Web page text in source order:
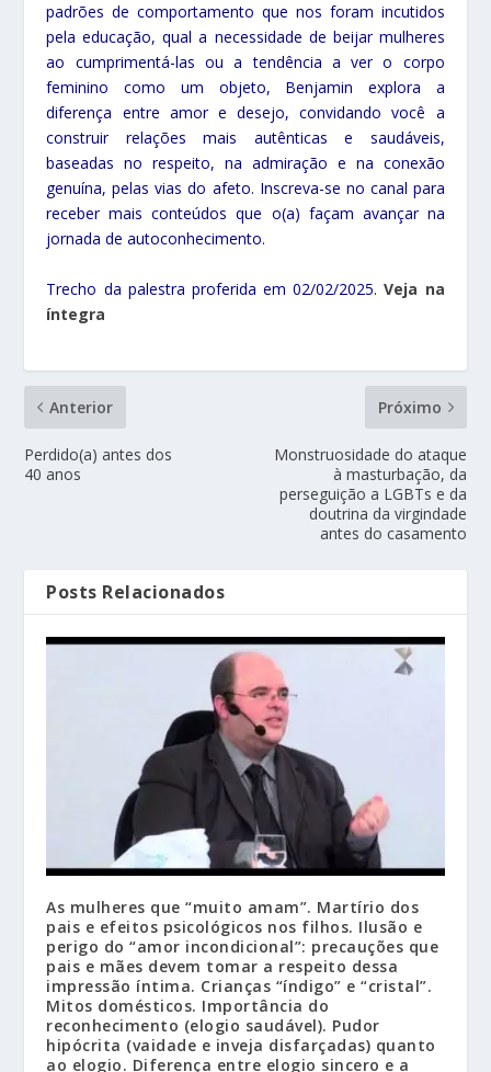
padrões de comportamento que nos foram incutidos
pela educação, qual a necessidade de beijar mulheres
ao cumprimentá-las ou a tendência a ver o corpo
feminino como um objeto, Benjamin explora a
diferença entre amor e desejo, convidando você a
construir relações mais autênticas e saudáveis,
baseadas no respeito, na admiração e na conexão
genuína, pelas vias do afeto. Inscreva-se no canal para
receber mais conteúdos que o(a) façam avançar na
jornada de autoconhecimento.
Trecho da palestra proferida em 02/02/2025.Veja na
íntegra
Anterior
Perdido(a) antes dos
40 anos
Próximo
Monstruosidade do ataque
à masturbação, da
perseguição a LGBTs e da
doutrina da virgindade
antes do casamento
Posts Relacionados
As mulheres que “muito amam”. Martírio dos
pais e efeitos psicológicos nos filhos. Ilusão e
perigo do “amor incondicional”: precauções que
pais e mães devem tomar a respeito dessa
impressão íntima. Crianças “índigo” e “cristal”.
Mitos domésticos. Importância do
reconhecimento (elogio saudável). Pudor
hipócrita (vaidade e inveja disfarçadas) quanto
ao elogio. Diferença entre elogio sincero e a